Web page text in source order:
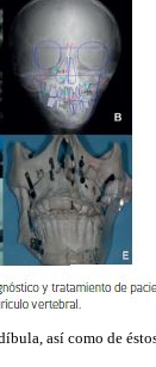
así como de